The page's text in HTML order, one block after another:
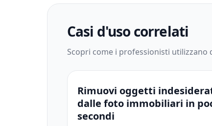
Casi d'uso correlati
Scopri come i professionisti
Rimuovi oggetti
dalle foto immobiliari in
secondi